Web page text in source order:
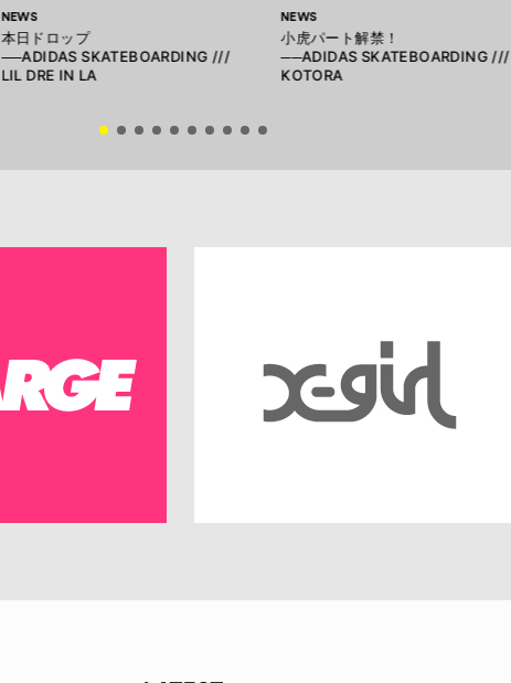
NEWS
本日ドロップ
──ADIDAS SKATEBOARDING ///
LIL DRE IN LA
NEWS
小虎パート解禁！
──ADIDAS SKATEBOARDING ///
KOTORA